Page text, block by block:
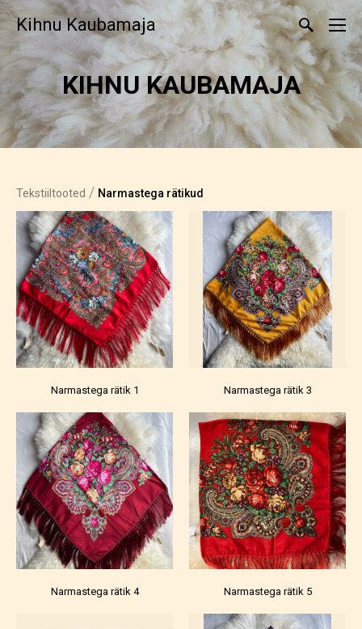
Kihnu Kaubamaja
KIHNU KAUBAMAJA
Tekstiiltooted / Narmastega rätikud
Narmastega rätik 1 Narmastega rätik 3
Narmastega rätik 4 Narmastega rätik 5